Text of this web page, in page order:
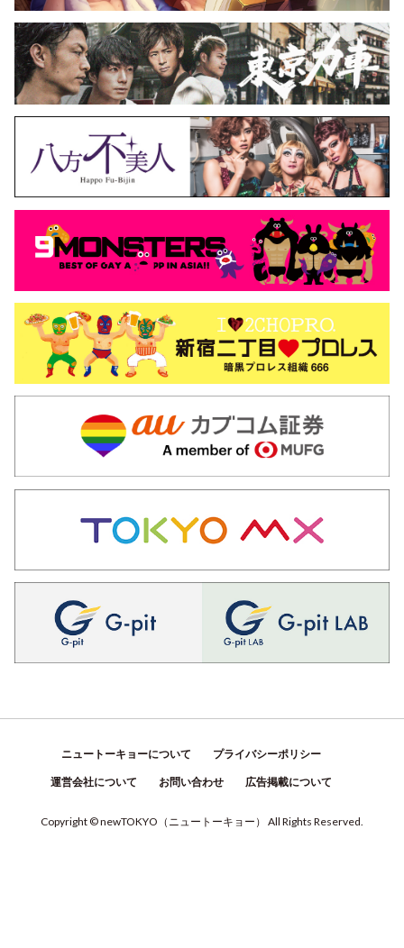
ニュートーキョーについて プライバシーポリシー
運営会社について お問い合わせ 広告掲載について
Copyright © newTOKYO （ ニュートーキョー ） All Rights Reserved.